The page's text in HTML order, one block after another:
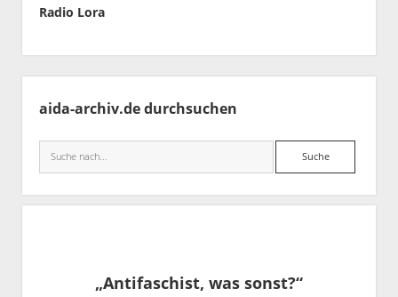
Radio Lora
aida-archiv.de durchsuchen
Suche
„Antifaschist, was sonst?“